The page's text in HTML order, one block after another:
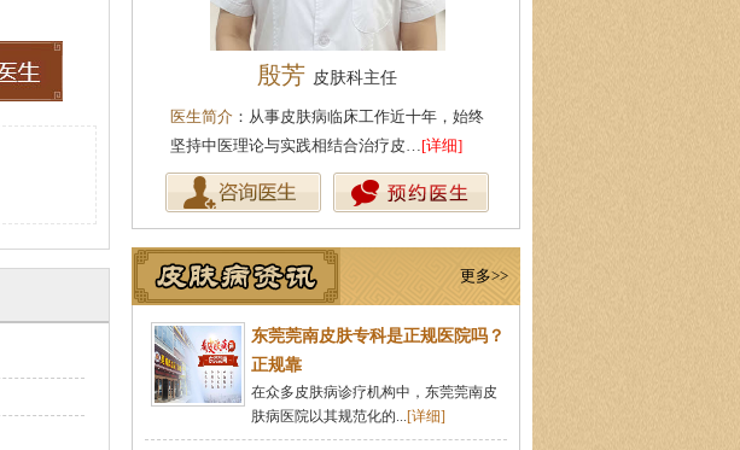
殷芳 皮肤科主任
医生简介 ：从事皮肤病临床工作近十年，始终
坚持中医理论与实践相结合治疗皮…[详细]
更多>>
东莞莞南皮肤专科是正规医院吗？
正规靠
在众多皮肤病诊疗机构中，东莞莞南皮
肤病医院以其规范化的...[详细]